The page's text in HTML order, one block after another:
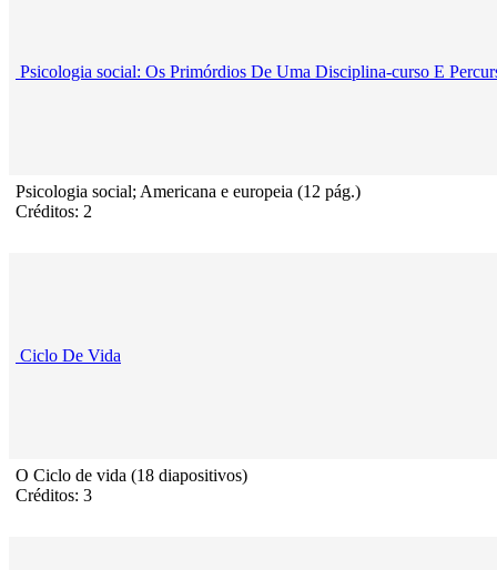
Psicologia social: Os Primórdios De Uma Disciplina-curso E
Psicologia social; Americana e europeia (12 pág.)
Créditos: 2
Ciclo De Vida
O Ciclo de vida (18 diapositivos)
Créditos: 3